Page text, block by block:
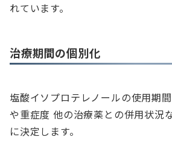
れています。
治療期間の個別化
塩酸イソプロテレノールの使用期
や重症度 他の治療薬との併用状況
に決定します。